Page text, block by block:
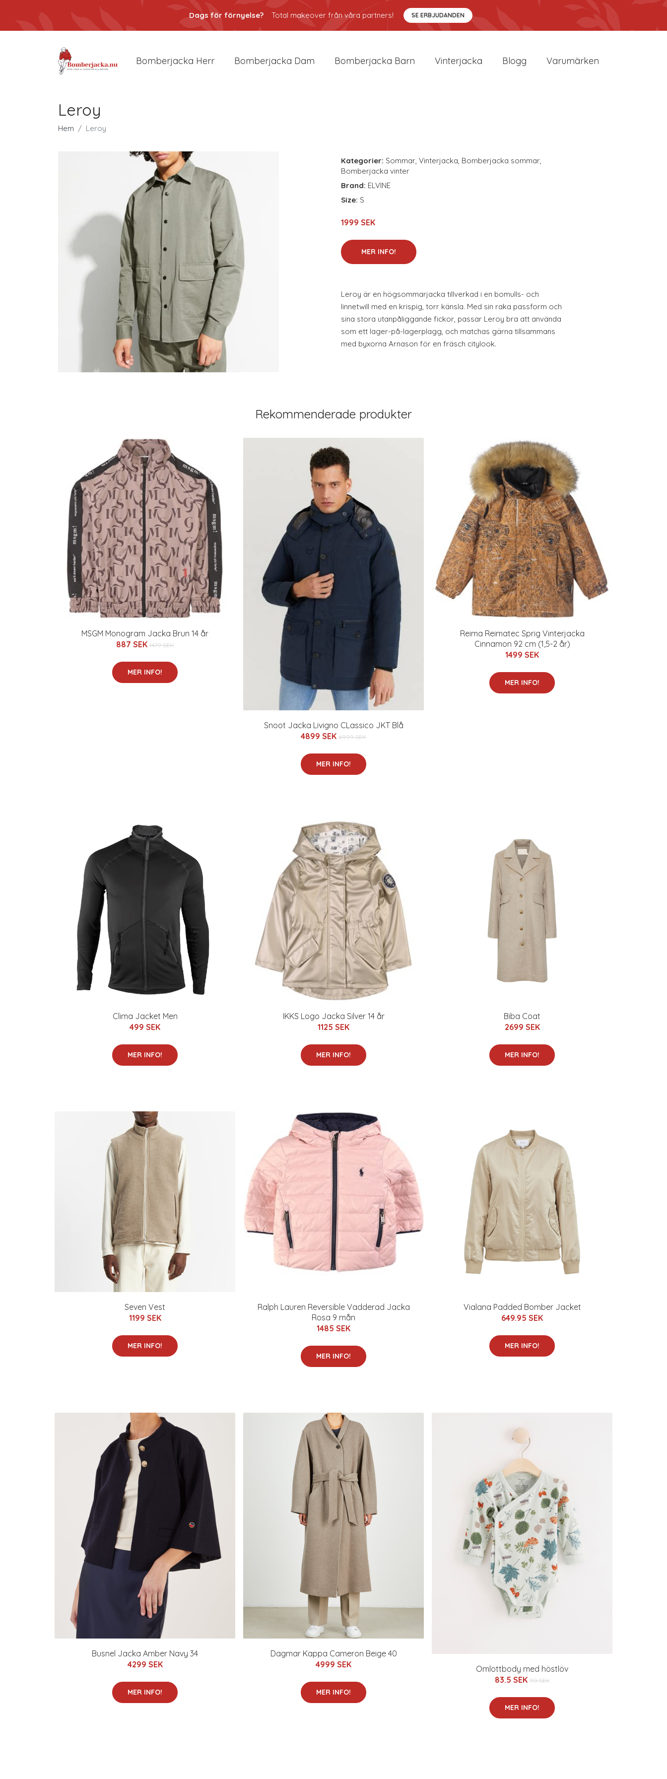
Dags för förnyelse? Total makeover från våra partners! SE ERBJUDANDEN
Bomberjacka Herr Bomberjacka Dam Bomberjacka Barn Vinterjacka Blogg Varumärken
Leroy
Hem Leroy
Kategorier: Sommar, Vinterjacka, Bomberjacka sommar,
Bomberjacka vinter
Brand: ELVINE
Size: S
1999 SEK
MER INFO!
Leroy är en högsommarjacka tillverkad i en bomulls- och
linnetwill med en krispig, torr känsla. Med sin raka passform och
sina stora utanpåliggande fickor, passar Leroy bra att använda
som ett lager-på-lagerplagg, och matchas gärna tillsammans
med byxorna Arnason för en fräsch citylook.
Rekommenderade produkter
MSGM Monogram Jacka Brun 14 år
887 SEK 1479 SEK
MER INFO!
Snoot Jacka Livigno CLassico JKT Blå
4899 SEK 6999 SEK
MER INFO!
Reima Reimatec Sprig Vinterjacka
Cinnamon 92 cm (1,5-2 år)
1499 SEK
MER INFO!
Clima Jacket Men
499 SEK
MER INFO!
IKKS Logo Jacka Silver 14 år
1125 SEK
MER INFO!
Biba Coat
2699 SEK
MER INFO!
Seven Vest
1199 SEK
MER INFO!
Ralph Lauren Reversible Vadderad Jacka
Rosa 9 mån
1485 SEK
MER INFO!
Vialana Padded Bomber Jacket
649.95 SEK
MER INFO!
Busnel Jacka Amber Navy 34
4299 SEK
MER INFO!
Dagmar Kappa Cameron Beige 40
4999 SEK
MER INFO!
Omlottbody med höstlöv
83.5 SEK 119 SEK
MER INFO!